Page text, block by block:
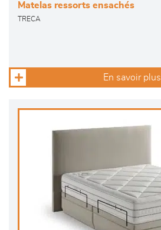
Matelas ressorts ensachés
TRECA
En savoir plus